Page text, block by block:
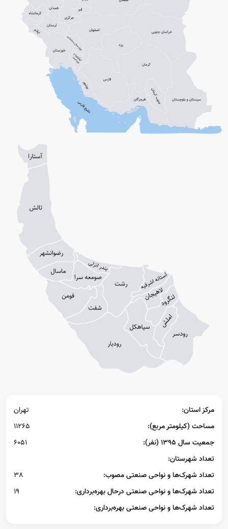
مرکز استان:
تهران
مساحت (کیلومتر مربع):
11265
جمعیت سال ۱۳۹۵ (نفر):
6051
تعداد شهرستان:
تعداد شهرک‌ها و نواحی صنعتی مصوب:
38
تعداد شهرک‌ها و نواحی صنعتی درحال بهره‌برداری:
19
تعداد شهرک‌ها و نواحی صنعتی بهره‌برداری: